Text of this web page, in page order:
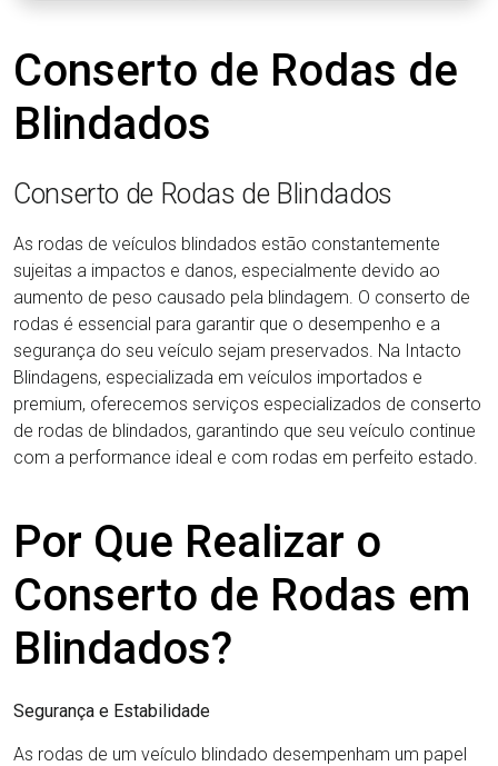
Conserto de Rodas de
Blindados
Conserto de Rodas de Blindados
As rodas de veículos blindados estão constantemente
sujeitas a impactos e danos, especialmente devido ao
aumento de peso causado pela blindagem. O conserto de
rodas é essencial para garantir que o desempenho e a
segurança do seu veículo sejam preservados. Na Intacto
Blindagens, especializada em veículos importados e
premium, oferecemos serviços especializados de conserto
de rodas de blindados, garantindo que seu veículo continue
com a performance ideal e com rodas em perfeito estado.
Por Que Realizar o
Conserto de Rodas em
Blindados?
Segurança e Estabilidade
As rodas de um veículo blindado desempenham um papel